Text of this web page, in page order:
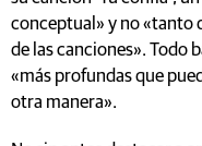
conceptual» y no «tanto
de las canciones». Todo
«más profundas que
otra manera».